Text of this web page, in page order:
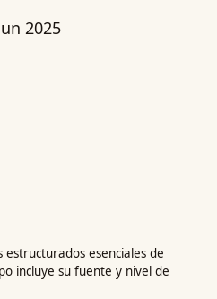
2025
esenciales de
incluye su fuente y nivel de